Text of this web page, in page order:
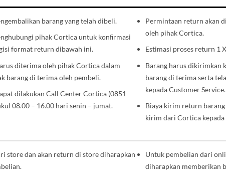
barangyang telah dibeli.
pihak Corticauntuk konﬁrmasi
format return dibawah ini.
diterima oleh pihak Cortica dalam
barang di terima oleh pembeli.
dilakukan CallCenter Cortica (0851-
08.00 – 16.00 hari senin – jumat.
Permintaan return akan
oleh pihak Cortica.
Estimasi proses return 1
Barang harus dikirimkan
barang di terimaserta
kepada Customer Service.
Biaya kirim return
kirim dari Cortica
store dan akan return di store diharapkan
Untuk pembelian dari
diharapkan memberikan